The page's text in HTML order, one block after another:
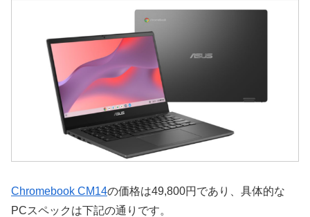
Chromebook CM14の価格は49,800円であり、具体的な
PCスペックは下記の通りです。